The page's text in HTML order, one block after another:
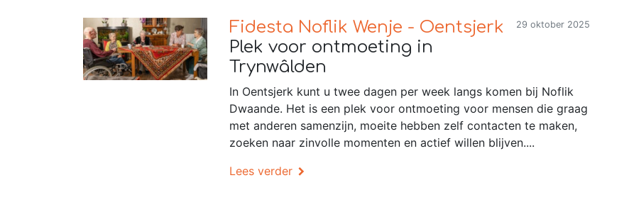
Fidesta Noflik Wenje - Oentsjerk
Plek voor ontmoeting in
Trynwâlden
29 oktober 2025
In Oentsjerk kunt u twee dagen per week langs komen bij Noflik
Dwaande. Het is een plek voor ontmoeting voor mensen die graag
met anderen samenzijn, moeite hebben zelf contacten te maken,
zoeken naar zinvolle momenten en actief willen blijven....
Lees verder